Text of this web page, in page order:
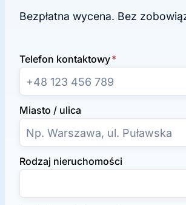
Bezpłatna wycena. Bez
Telefon kontaktowy*
Miasto / ulica
Rodzaj nieruchomości